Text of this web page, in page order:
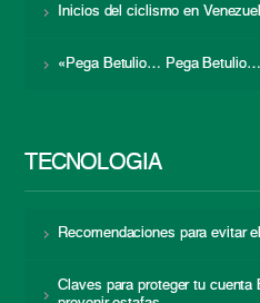
Inicios del ciclismo en
«Pega Betulio… Pega
TECNOLOGÍA
Recomendaciones para evitar
Claves para proteger tu cuenta